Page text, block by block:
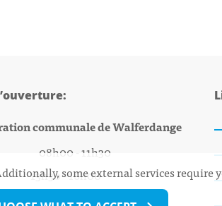
communale de Walferdange
08h00 - 11h30
- 16h00some external services require